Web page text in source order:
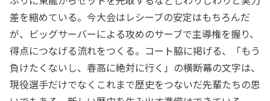
差を縮めている。今大会はレシーブの安定はもちろんだ
が、ビッグサーバーによる攻めのサーブで主導権を握り、
得点につなげる流れをつくる。コート脇に掲げる、「もう
負けたくないし、春高に絶対に行く」の横断幕の文字は、
現役選手だけでなくこれまで歴史をつないだ先輩たちの思